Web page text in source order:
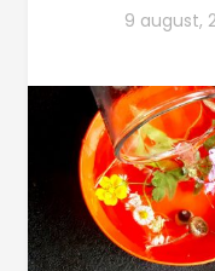
9 august,